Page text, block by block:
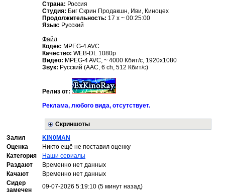
Страна: Россия
Студия: Биг Скрин Продакшн, Иви, Киноцех
Продолжительность: 17 x ~ 00:25:00
Язык: Русский
Файл
Кодек: MPEG-4 AVC
Качество: WEB-DL 1080p
Видео: MPEG-4 AVC, ~ 4000 Кбит/с, 1920x1080
Звук: Русский (AAC, 6 ch, 512 Кбит/с)
Релиз от:
Реклама, любого вида, отсутствует.
Скриншоты
Залил
KIN0MAN
Оценка
Никто ещё не поставил оценку
Категория
Наши сериалы
Раздают
Временно нет данных
Качают
Временно нет данных
Сидер
замечен
09-07-2026 5:19:10 (5 минут назад)